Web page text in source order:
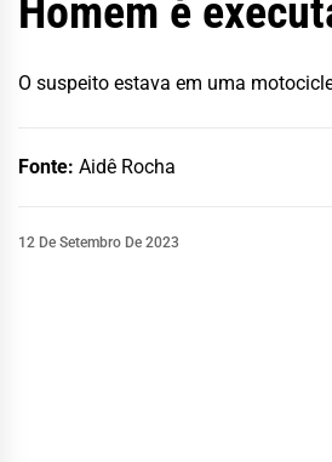
Homem é
O suspeito estava em uma
Fonte: Aidê Rocha
12 De Setembro De 2023